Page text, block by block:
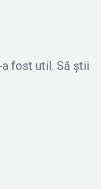
fost util. Să știi